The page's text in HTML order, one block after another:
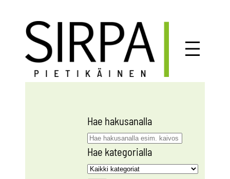
sisältöön
Hae hakusanalla
Hae kategorialla